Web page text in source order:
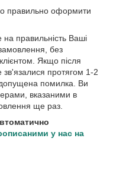
правильно оформити
на правильність Ваші
без
Якщо після
протягом 1-2
допущена помилка. Ви
вказаними в
ще раз.
у нас на